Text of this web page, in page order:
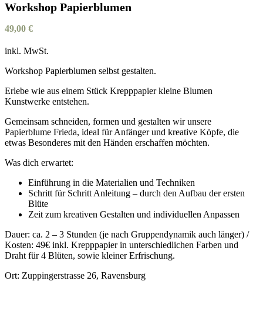
Workshop Papierblumen
49,00 €
inkl. MwSt.
Workshop Papierblumen selbst gestalten.
Erlebe wie aus einem Stück Krepppapier kleine Blumen
Kunstwerke entstehen.
Gemeinsam schneiden, formen und gestalten wir unsere
Papierblume Frieda, ideal für Anfänger und kreative Köpfe, die
etwas Besonderes mit den Händen erschaffen möchten.
Was dich erwartet:
Einführung in die Materialien und Techniken
Schritt für Schritt Anleitung – durch den Aufbau der ersten
Blüte
Zeit zum kreativen Gestalten und individuellen Anpassen
Dauer: ca. 2 – 3 Stunden (je nach Gruppendynamik auch länger) /
Kosten: 49€ inkl. Krepppapier in unterschiedlichen Farben und
Draht für 4 Blüten, sowie kleiner Erfrischung.
Ort: Zuppingerstrasse 26, Ravensburg